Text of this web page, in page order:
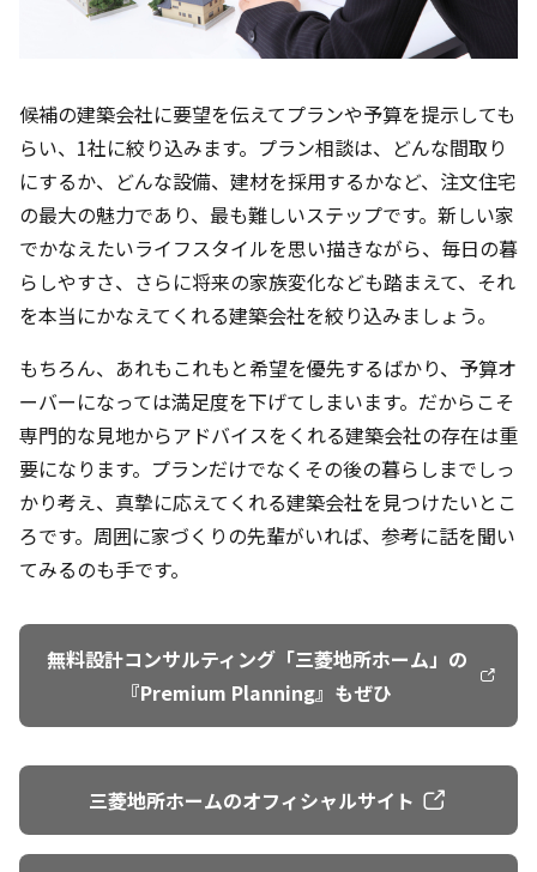
候補の建築会社に要望を伝えてプランや予算を提示しても
らい、1社に絞り込みます。プラン相談は、どんな間取り
にするか、どんな設備、建材を採用するかなど、注文住宅
の最大の魅力であり、最も難しいステップです。新しい家
でかなえたいライフスタイルを思い描きながら、毎日の暮
らしやすさ、さらに将来の家族変化なども踏まえて、それ
を本当にかなえてくれる建築会社を絞り込みましょう。
もちろん、あれもこれもと希望を優先するばかり、予算オ
ーバーになっては満足度を下げてしまいます。だからこそ
専門的な見地からアドバイスをくれる建築会社の存在は重
要になります。プランだけでなくその後の暮らしまでしっ
かり考え、真摯に応えてくれる建築会社を見つけたいとこ
ろです。周囲に家づくりの先輩がいれば、参考に話を聞い
てみるのも手です。
無料設計コンサルティング「三菱地所ホーム」の
『Premium Planning』もぜひ
三菱地所ホームのオフィシャルサイト